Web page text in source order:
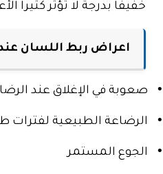
خفيفًا بدرجة لا تؤثر كثيرا
اعراض ربط اللسان
• صعوبة في الإغلاق عند
• الرضاعة الطبيعية لفترات
• الجوع المستمر